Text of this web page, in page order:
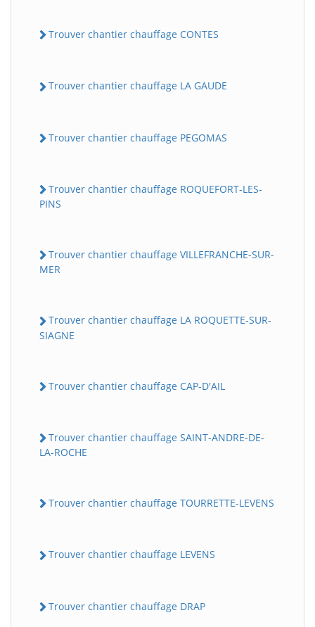
Trouver chantier chauffage CONTES
Trouver chantier chauffage LA GAUDE
Trouver chantier chauffage PEGOMAS
Trouver chantier chauffage ROQUEFORT-LES-
PINS
Trouver chantier chauffage VILLEFRANCHE-SUR-
MER
Trouver chantier chauffage LA ROQUETTE-SUR-
SIAGNE
Trouver chantier chauffage CAP-D'AIL
Trouver chantier chauffage SAINT-ANDRE-DE-
LA-ROCHE
Trouver chantier chauffage TOURRETTE-LEVENS
Trouver chantier chauffage LEVENS
Trouver chantier chauffage DRAP